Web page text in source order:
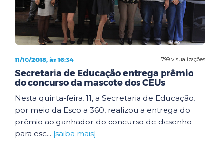
799 visualizações
11/10/2018, às 16:34
Secretaria de Educação entrega prêmio
do concurso da mascote dos CEUs
Nesta quinta-feira, 11, a Secretaria de Educação,
por meio da Escola 360, realizou a entrega do
prêmio ao ganhador do concurso de desenho
para esc... [saiba mais]